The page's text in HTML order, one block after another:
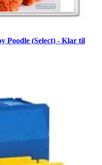
Poodle (Select) - Klar til